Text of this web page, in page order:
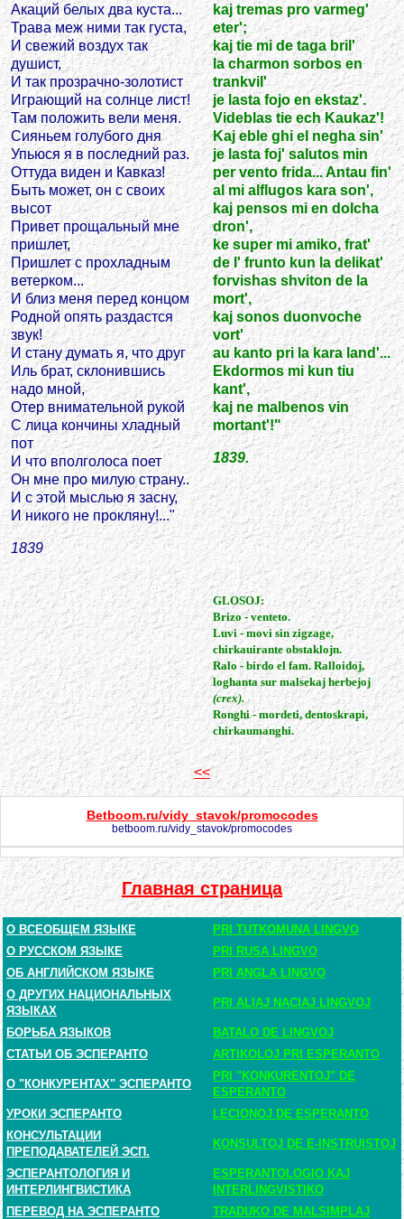
Акаций белых два куста...
Трава меж ними так густа,
И свежий воздух так
душист,
И так прозрачно-золотист
Играющий на солнце лист!
Там положить вели меня.
Сияньем голубого дня
Упьюся я в последний раз.
Оттуда виден и Кавказ!
Быть может, он с своих
высот
Привет прощальный мне
пришлет,
Пришлет с прохладным
ветерком...
И близ меня перед концом
Родной опять раздастся
звук!
И стану думать я, что друг
Иль брат, склонившись
надо мной,
Отер внимательной рукой
С лица кончины хладный
пот
И что вполголоса поет
Он мне про милую страну..
И с этой мыслью я засну,
И никого не прокляну!..."
1839
kaj tremas pro varmeg'
eter';
kaj tie mi de taga bril'
la charmon sorbos en
trankvil'
je lasta fojo en ekstaz'.
Videblas tie ech Kaukaz'!
Kaj eble ghi el negha sin'
je lasta foj' salutos min
per vento frida... Antau fin'
al mi alflugos kara son',
kaj pensos mi en dolcha
dron',
ke super mi amiko, frat'
de l' frunto kun la delikat'
forvishas shviton de la
mort',
kaj sonos duonvoche
vort'
au kanto pri la kara land'...
Ekdormos mi kun tiu
kant',
kaj ne malbenos vin
mortant'!"
1839.
GLOSOJ:
Brizo - venteto.
Luvi - movi sin zigzage,
chirkauirante obstaklojn.
Ralo - birdo el fam. Ralloidoj,
loghanta sur malsekaj herbejoj
(crex).
Ronghi - mordeti, dentoskrapi,
chirkaumanghi.
<<
Betboom.ru/vidy_stavok/promocodes
betboom.ru/vidy_stavok/promocodes
Главная страница
О ВСЕОБЩЕМ ЯЗЫКЕ
PRI TUTKOMUNA LINGVO
О РУССКОМ ЯЗЫКЕ
PRI RUSA LINGVO
ОБ АНГЛИЙСКОМ ЯЗЫКЕ
PRI ANGLA LINGVO
О ДРУГИХ НАЦИОНАЛЬНЫХ
ЯЗЫКАХ
PRI ALIAJ NACIAJ LINGVOJ
БОРЬБА ЯЗЫКОВ
BATALO DE LINGVOJ
СТАТЬИ ОБ ЭСПЕРАНТО
ARTIKOLOJ PRI ESPERANTO
О "КОНКУРЕНТАХ" ЭСПЕРАНТО
PRI "KONKURENTOJ" DE
ESPERANTO
УРОКИ ЭСПЕРАНТО
LECIONOJ DE ESPERANTO
КОНСУЛЬТАЦИИ
ПРЕПОДАВАТЕЛЕЙ ЭСП.
KONSULTOJ DE E-INSTRUISTOJ
ЭСПЕРАНТОЛОГИЯ И
ИНТЕРЛИНГВИСТИКА
ESPERANTOLOGIO KAJ
INTERLINGVISTIKO
ПЕРЕВОД НА ЭСПЕРАНТО
TRADUKO DE MALSIMPLAJ